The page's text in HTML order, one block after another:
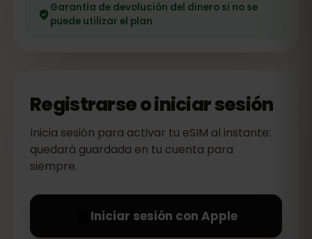
Garantía de devolución del dinero si no se
puede utilizar el plan
Registrarse o iniciar sesión
Inicia sesión para activar tu eSIM al instante:
quedará guardada en tu cuenta para
siempre.
Iniciar sesión con Apple